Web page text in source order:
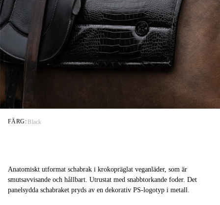
Anatomiskt utformat schabrak i krokopräglat veganläder, som är
smutsavvisande och hållbart. Utrustat med snabbtorkande foder. Det
panelsydda schabraket pryds av en dekorativ PS-logotyp i metall.
FÄRG: Black